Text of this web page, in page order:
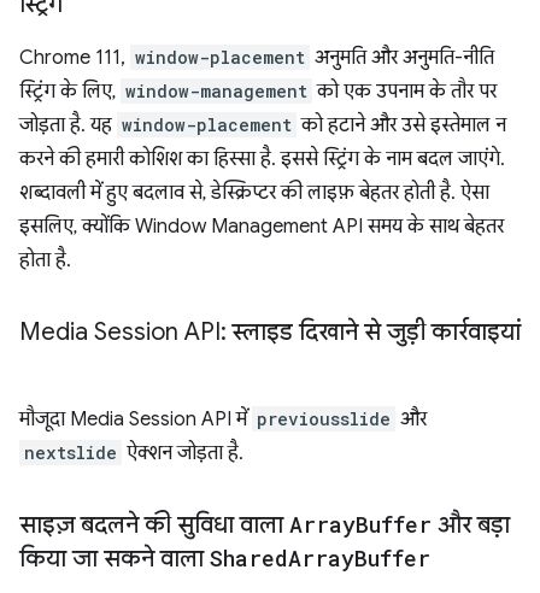
Chrome 111, window-placement अनुमति और अनुमति-नीति
स्ट्रिंग के लिए, window-management को एक उपनाम के तौर पर
जोड़ता है. यह window-placement को हटाने और उसे इस्तेमाल न
करने की हमारी कोशिश का हिस्सा है. इससे स्ट्रिंग के नाम बदल जाएंगे.
शब्दावली में हुए बदलाव से, डेस्क्रिप्टर की लाइफ़ बेहतर होती है. ऐसा
इसलिए, क्योंकि Window Management API समय के साथ बेहतर
होता है.
Media Session API: स्लाइड दिखाने से जुड़ी कार्रवाइयां
मौजूदा Media Session API में previousslide और
nextslide ऐक्शन जोड़ता है.
साइज़ बदलने की सुविधा वालाArrayBuffer और बड़ा
किया जा सकने वालाSharedArrayBuffer